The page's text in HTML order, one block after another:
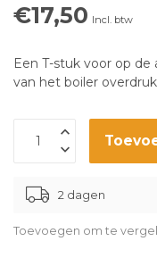
€17,50 Incl. btw
Een T-stuk voor op
van het boiler
2 dagen
Toevoegen om te